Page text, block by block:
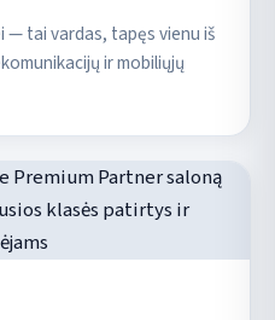
tai vardas, tapęs vienu iš
ir mobiliųjų